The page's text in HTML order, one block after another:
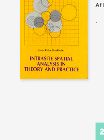
Af
.